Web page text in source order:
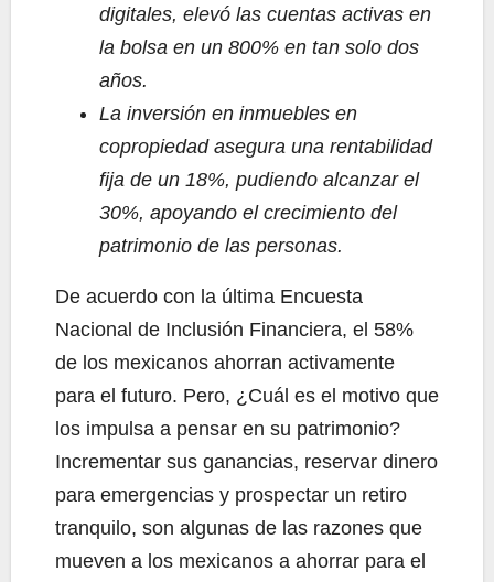
digitales, elevó las cuentas activas en
la bolsa en un 800% en tan solo dos
años.
La inversión en inmuebles en
copropiedad asegura una rentabilidad
fija de un 18%, pudiendo alcanzar el
30%, apoyando el crecimiento del
patrimonio de las personas.
De acuerdo con la última Encuesta
Nacional de Inclusión Financiera, el 58%
de los mexicanos ahorran activamente
para el futuro. Pero, ¿Cuál es el motivo que
los impulsa a pensar en su patrimonio?
Incrementar sus ganancias, reservar dinero
para emergencias y prospectar un retiro
tranquilo, son algunas de las razones que
mueven a los mexicanos a ahorrar para el